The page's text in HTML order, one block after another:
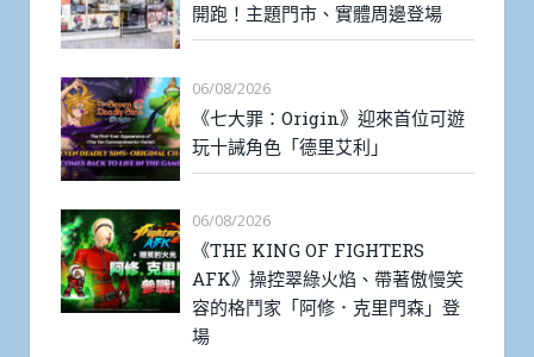
開跑！主題門市、實體周邊登場
06/08/2026
《七大罪：Origin》迎來首位可遊
玩十誡角色「德里艾利」
06/08/2026
《THE KING OF FIGHTERS
AFK》操控翠綠火焰、帶著傲慢笑
容的格鬥家「阿修．克里門森」登
場